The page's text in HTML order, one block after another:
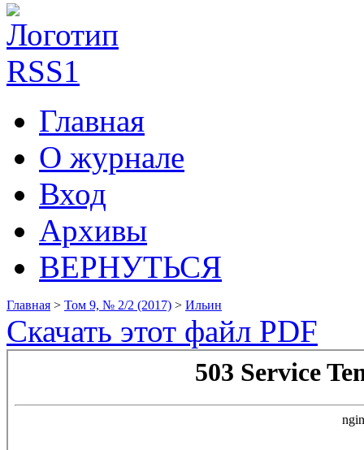
Главная
О журнале
Вход
Архивы
ВЕРНУТЬСЯ
Главная > Том 9, № 2/2 (2017) > Ильин
Скачать этот файл PDF